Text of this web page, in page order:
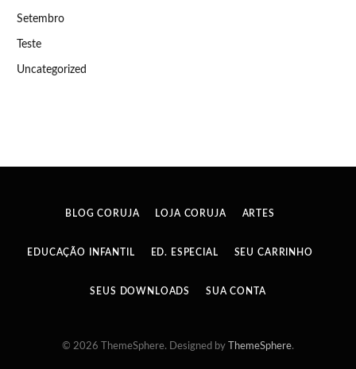
Setembro
Teste
Uncategorized
BLOG CORUJA LOJA CORUJA ARTES
EDUCAÇÃO INFANTIL ED. ESPECIAL SEU CARRINHO
SEUS DOWNLOADS SUA CONTA
© 2026 ThemeSphere. Designed by ThemeSphere.